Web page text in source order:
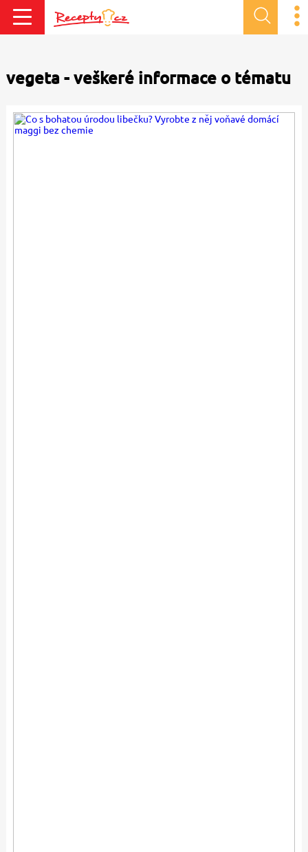
vegeta - veškeré informace o tématu